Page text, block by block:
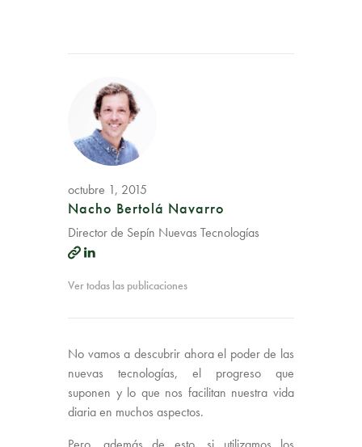
octubre 1, 2015
Nacho Bertolá Navarro
Director de Sepín Nuevas Tecnologías
Ver todas las publicaciones
No vamos a descubrir ahora el poder de las
nuevas tecnologías, el progreso que
suponen y lo que nos facilitan nuestra vida
diaria en muchos aspectos.